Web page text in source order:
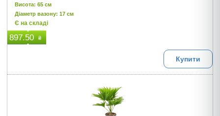
Висота: 65 см
Діаметр вазону: 17 см
Є на складі
897.50 ₴
Купити